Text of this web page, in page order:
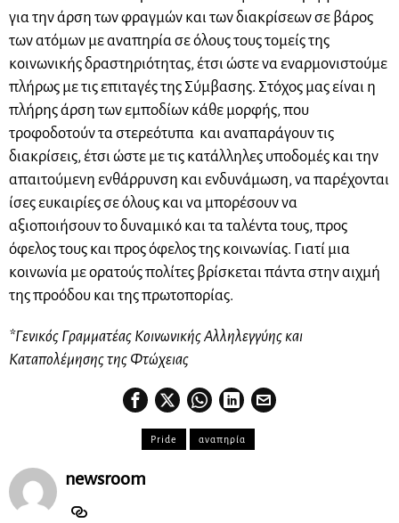
για την άρση των φραγμών και των διακρίσεων σε βάρος
των ατόμων με αναπηρία σε όλους τους τομείς της
κοινωνικής δραστηριότητας, έτσι ώστε να εναρμονιστούμε
πλήρως με τις επιταγές της Σύμβασης. Στόχος μας είναι η
πλήρης άρση των εμποδίων κάθε μορφής, που
τροφοδοτούν τα στερεότυπα και αναπαράγουν τις
διακρίσεις, έτσι ώστε με τις κατάλληλες υποδομές και την
απαιτούμενη ενθάρρυνση και ενδυνάμωση, να παρέχονται
ίσες ευκαιρίες σε όλους και να μπορέσουν να
αξιοποιήσουν το δυναμικό και τα ταλέντα τους, προς
όφελος τους και προς όφελος της κοινωνίας. Γιατί μια
κοινωνία με ορατούς πολίτες βρίσκεται πάντα στην αιχμή
της προόδου και της πρωτοπορίας.
*Γενικός Γραμματέας Κοινωνικής Αλληλεγγύης και
Καταπολέμησης της Φτώχειας
Pride αναπηρία
newsroom